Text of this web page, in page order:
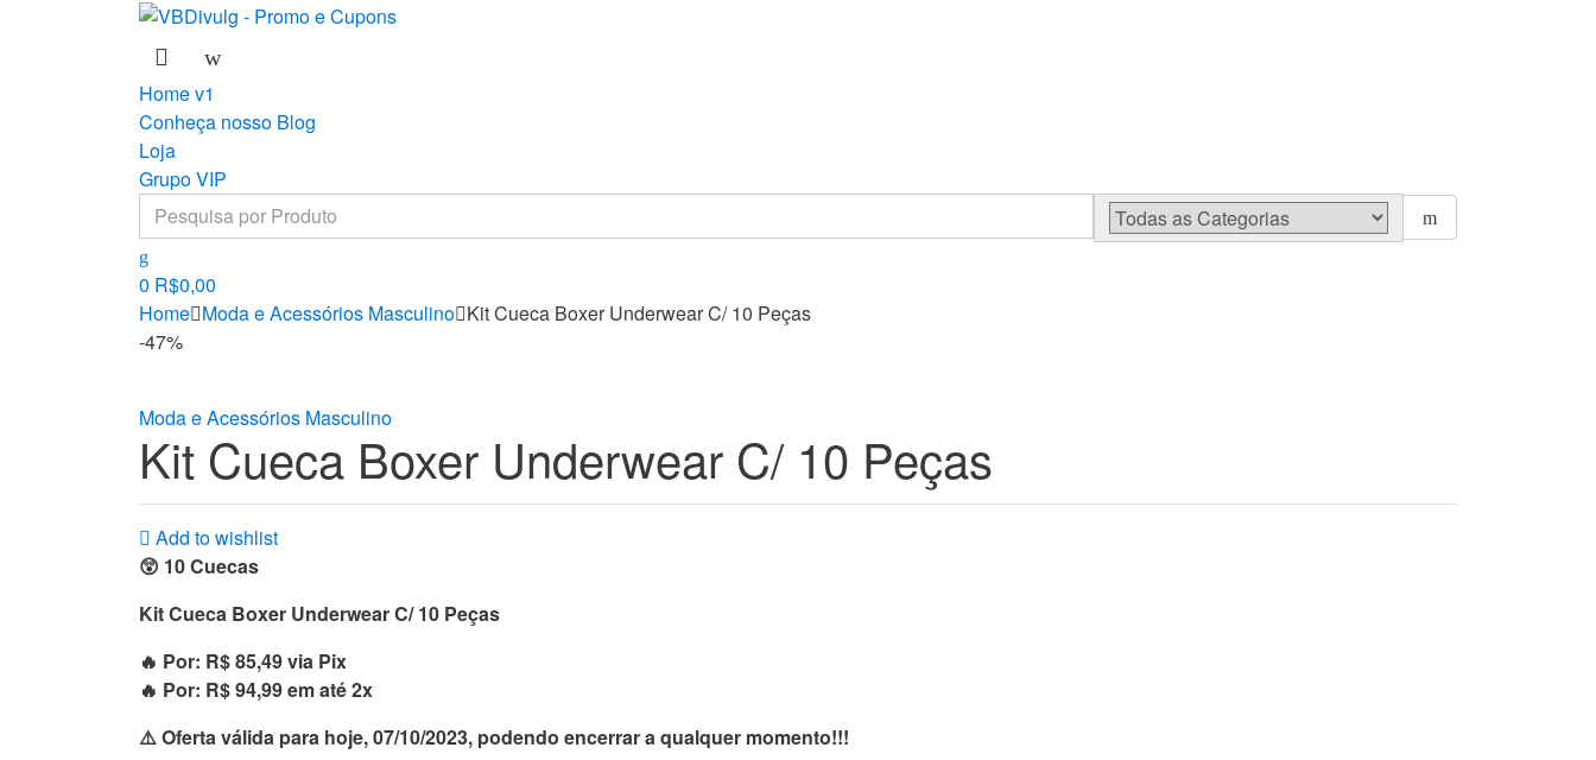
Home v1
Conheça nosso Blog
Loja
Grupo VIP
Search
for:
0 R$0,00
Home Moda e Acessórios Masculino Kit Cueca Boxer Underwear C/ 10 Peças
-47%
Moda e Acessórios Masculino
Kit Cueca Boxer Underwear C/ 10 Peças
Add to wishlist
😲 10 Cuecas
Kit Cueca Boxer Underwear C/ 10 Peças
🔥 Por: R$ 85,49 via Pix
🔥 Por: R$ 94,99 em até 2x
⚠️ Oferta válida para hoje, 07/10/2023, podendo encerrar a qualquer momento!!!